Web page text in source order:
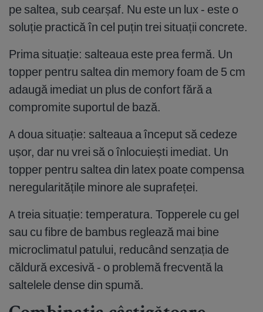
pe saltea, sub cearșaf. Nu este un lux - este o
soluție practică în cel puțin trei situații concrete.
Prima situație: salteaua este prea fermă. Un
topper pentru saltea din memory foam de 5 cm
adaugă imediat un plus de confort fără a
compromite suportul de bază.
A doua situație: salteaua a început să cedeze
ușor, dar nu vrei să o înlocuiești imediat. Un
topper pentru saltea din latex poate compensa
neregularitățile minore ale suprafeței.
A treia situație: temperatura. Topperele cu gel
sau cu fibre de bambus reglează mai bine
microclimatul patului, reducând senzația de
căldură excesivă - o problemă frecventă la
saltelele dense din spumă.